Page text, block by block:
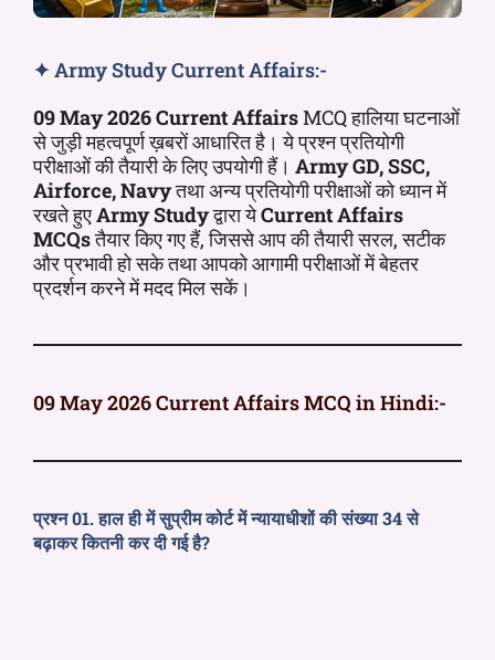
✦ Army Study Current Affairs:-
09 May 2026 Current AffairsMCQ हालिया घटनाओं
से जुड़ी महत्वपूर्ण ख़बरों आधारित है। ये प्रश्न प्रतियोगी
परीक्षाओं की तैयारी के लिए उपयोगी हैं। Army GD, SSC,
Airforce, Navyतथा अन्य प्रतियोगी परीक्षाओं को ध्यान में
रखते हुएArmy Studyद्वारा येCurrent Affairs
MCQsतैयार किए गए हैं, जिससे आप की तैयारी सरल, सटीक
और प्रभावी हो सके तथा आपको आगामी परीक्षाओं में बेहतर
प्रदर्शन करने में मदद मिल सकें।
09 May 2026 Current Affairs MCQ in Hindi:-
प्रश्न 01. हाल ही में सुप्रीम कोर्ट में न्यायाधीशों की संख्या 34 से
बढ़ाकर कितनी कर दी गई है?